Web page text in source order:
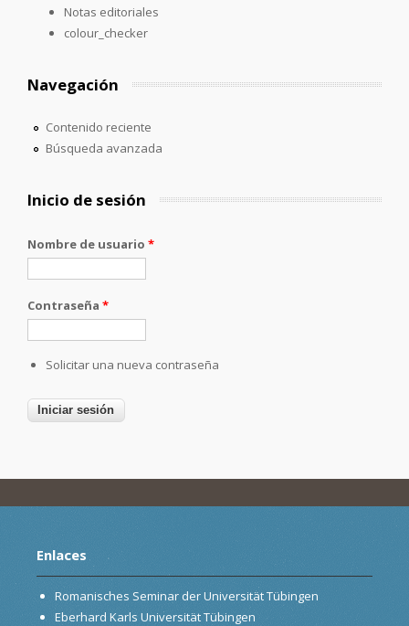
Notas editoriales
colour_checker
Navegación
Contenido reciente
Búsqueda avanzada
Inicio de sesión
Nombre de usuario *
Contraseña *
Solicitar una nueva contraseña
Enlaces
Romanisches Seminar der Universität Tübingen
Eberhard Karls Universität Tübingen